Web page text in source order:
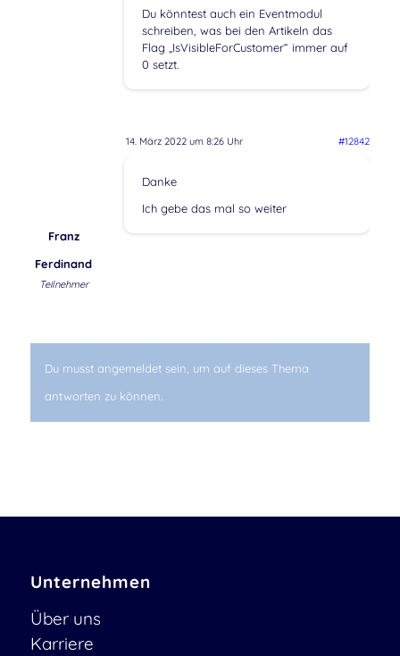
Du könntest auch ein Eventmodul
schreiben, was bei den Artikeln das
Flag „IsVisibleForCustomer“ immer auf
0 setzt.
14. März 2022 um 8:26 Uhr #12842
Franz
Ferdinand
Teilnehmer
Danke
Ich gebe das mal so weiter
Du musst angemeldet sein, um auf dieses Thema
antworten zu können.
Unternehmen
Über uns
Karriere